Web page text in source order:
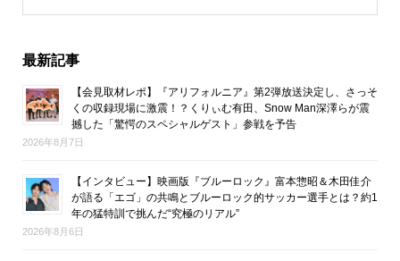
最新記事
【会見取材レポ】『アリフォルニア』第2弾放送決定し、さっそ
くの収録現場に激震！？くりぃむ有田、Snow Man深澤らが震
撼した「驚愕のスペシャルゲスト」参戦を予告
2026年8月7日
【インタビュー】映画版『ブルーロック』富本惣昭＆木田佳介
が語る「エゴ」の共鳴とブルーロック的サッカー選手とは？約1
年の猛特訓で挑んだ“究極のリアル”
2026年8月6日